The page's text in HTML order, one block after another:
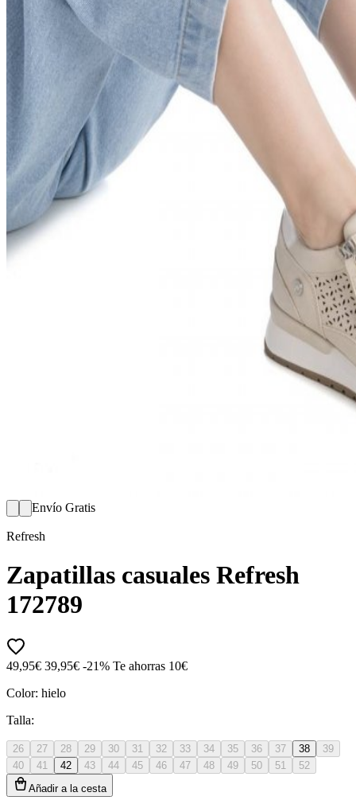
Envío Gratis
Refresh
Zapatillas casuales Refresh
172789
49,95€ 39,95€ -21% Te ahorras 10€
Color: hielo
Talla:
26 27 28 29 30 31 32 33 34 35 36 37 38
39
40
41 42 43 44 45 46 47 48 49 50 51
52
Añadir a la cesta